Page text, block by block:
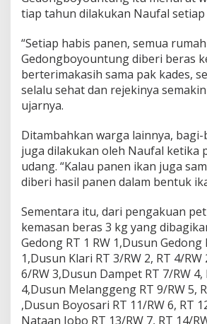
tiap tahun dilakukan Naufal setiap
“Setiap habis panen, semua
Gedongboyountung diberi beras
berterimakasih sama pak kades,
selalu sehat dan rejekinya
ujarnya.
Ditambahkan warga lainnya,
juga dilakukan oleh Naufal ketika
udang. “Kalau panen ikan juga
diberi hasil panen dalam bentuk
Sementara itu, dari pengakuan
kemasan beras 3 kg yang
Gedong RT 1 RW 1,Dusun Gedong
1,Dusun Klari RT 3/RW 2, RT 4/RW
6/RW 3,Dusun Dampet RT 7/RW 4,
4,Dusun Melanggeng RT 9/RW 5,
,Dusun Boyosari RT 11/RW 6, RT
Nataan Jobo RT 13/RW 7, RT 14/